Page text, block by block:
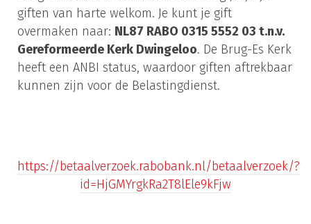
giften van harte welkom. Je kunt je gift
overmaken naar: NL87 RABO 0315 5552 03 t.n.v.
Gereformeerde Kerk Dwingeloo. De Brug-Es Kerk
heeft een ANBI status, waardoor giften aftrekbaar
kunnen zijn voor de Belastingdienst.
https://betaalverzoek.rabobank.nl/betaalverzoek/?
id=HjGMYrgkRa2T8lEle9kFjw